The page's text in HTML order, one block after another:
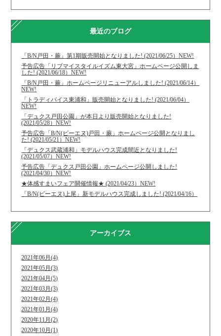
最近のブログ
「B/N戸田・蕨」第1期販売開始となりました! (2021/06/25）NEW!
予告広告「リブマイスタイルイズム東大宮」ホームページ公開しま
した! (2021/06/18）NEW!
「B/N戸田・蕨」ホームページリニューアルしました! (2021/06/14）
NEW!
「トラディバイス東浦和」販売開始となりました! (2021/06/04）
NEW!
「デュクス戸田公園」が本日より販売開始となりました!
(2021/05/28）NEW!
予告広告「B/N(ビーエヌ)戸田・蕨」ホームページ公開となりまし
た! (2021/05/21）NEW!
「デュクス武蔵浦和」モデルハウス完成間近となりました!
(2021/05/07）NEW!
予告広告「デュクス戸田公園」ホームページ公開しました!
(2021/04/30）NEW!
★体感すまいフェア開催情報★ (2021/04/23）NEW!
「B/N(ビーエヌ)上尾」新モデルハウス完成しました! (2021/04/16）
アーカイブス
2021年06月(4)
2021年05月(3)
2021年04月(5)
2021年03月(3)
2021年02月(4)
2021年01月(4)
2020年11月(2)
2020年10月(1)